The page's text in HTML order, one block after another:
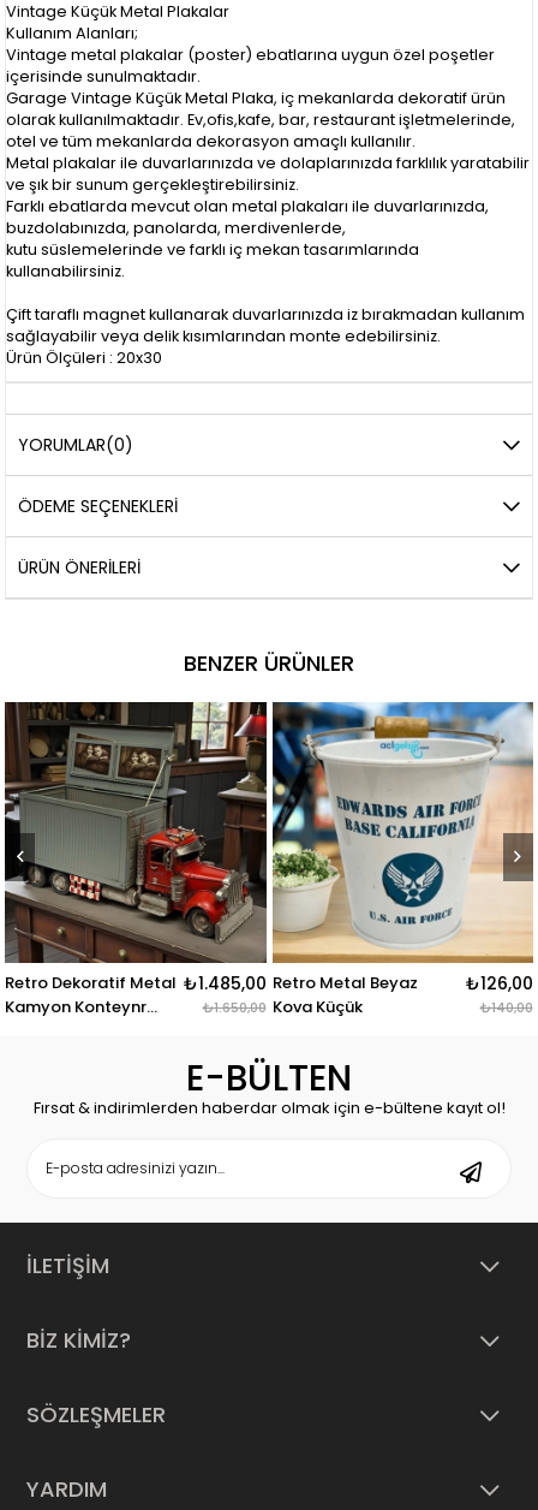
Vintage Küçük Metal Plakalar
Kullanım Alanları;
Vintage metal plakalar (poster) ebatlarına uygun özel poşetler
içerisinde sunulmaktadır.
Garage Vintage Küçük Metal Plaka, iç mekanlarda dekoratif ürün
olarak kullanılmaktadır. Ev,ofis,kafe, bar, restaurant işletmelerinde,
otel ve tüm mekanlarda dekorasyon amaçlı kullanılır.
Metal plakalar ile duvarlarınızda ve dolaplarınızda farklılık yaratabilir
ve şık bir sunum gerçekleştirebilirsiniz.
Farklı ebatlarda mevcut olan metal plakaları ile duvarlarınızda,
buzdolabınızda, panolarda, merdivenlerde,
kutu süslemelerinde ve farklı iç mekan tasarımlarında
kullanabilirsiniz.
Çift taraflı magnet kullanarak duvarlarınızda iz bırakmadan kullanım
sağlayabilir veya delik kısımlarından monte edebilirsiniz.
Ürün Ölçüleri : 20x30
YORUMLAR(0)
ÖDEME SEÇENEKLERI
ÜRÜN ÖNERILERI
BENZER ÜRÜNLER
₺1.485,00
₺1.650,00
Retro Metal Beyaz
Kova Küçük
₺126,00
₺140,00
Retro Full Service
Kabartma Baskı
E-BÜLTEN
Fırsat & indirimlerden haberdar olmak için e-bültene kayıt ol!
İLETİŞİM
BİZ KİMİZ?
SÖZLEŞMELER
YARDIM